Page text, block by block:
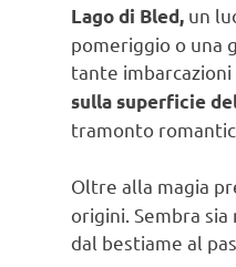
Lago di Bled, un
pomeriggio o una
tante
sulla superficie
tramonto
Oltre alla magia
origini. Sembra
dal bestiame al